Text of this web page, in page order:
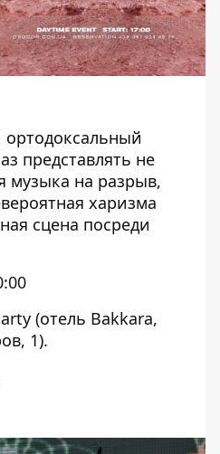
представлять не
музыка на разрыв,
харизма
сцена посреди
(отель Bakkara,
1).